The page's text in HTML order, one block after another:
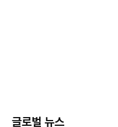
글로벌 뉴스